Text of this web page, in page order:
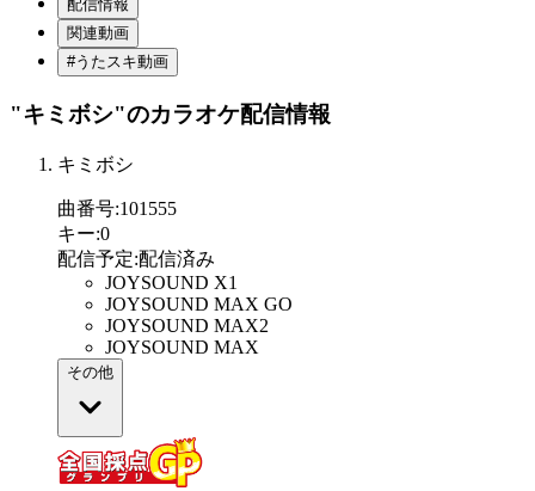
配信情報
関連動画
#うたスキ動画
"キミボシ"のカラオケ配信情報
キミボシ
曲番号:101555
キー:0
配信予定:配信済み
JOYSOUND X1
JOYSOUND MAX GO
JOYSOUND MAX2
JOYSOUND MAX
その他